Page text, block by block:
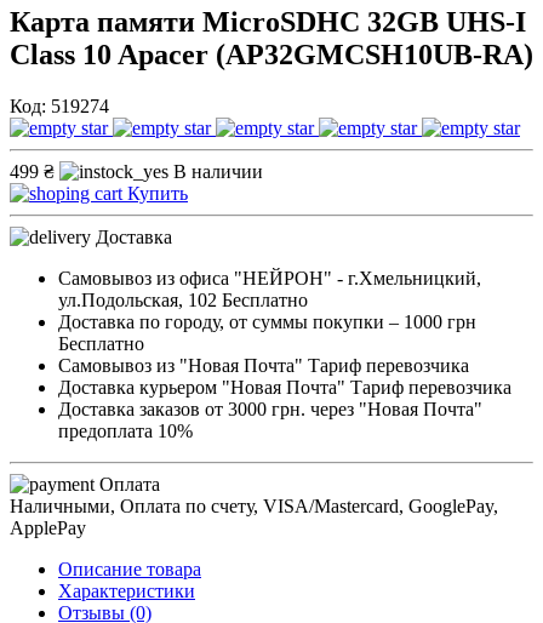
Карта памяти MicroSDHC 32GB UHS-I
Class 10 Apacer (AP32GMCSH10UB-RA)
Код: 519274
499 ₴
В наличии
Купить
Доставка
Самовывоз из офиса "НЕЙРОН" - г.Хмельницкий,
ул.Подольская, 102 Бесплатно
Доставка по городу, от суммы покупки – 1000 грн
Бесплатно
Самовывоз из "Новая Почта" Тариф перевозчика
Доставка курьером "Новая Почта" Тариф перевозчика
Доставка заказов от 3000 грн. через "Новая Почта"
предоплата 10%
Оплата
Наличными, Оплата по счету, VISA/Mastercard, GooglePay,
ApplePay
Описание товара
Характеристики
Отзывы (0)